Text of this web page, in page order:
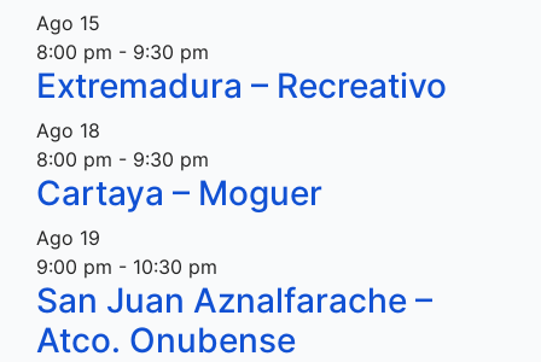
Ago 15
8:00 pm - 9:30 pm
Extremadura – Recreativo
Ago 18
8:00 pm - 9:30 pm
Cartaya – Moguer
Ago 19
9:00 pm - 10:30 pm
San Juan Aznalfarache –
Atco. Onubense